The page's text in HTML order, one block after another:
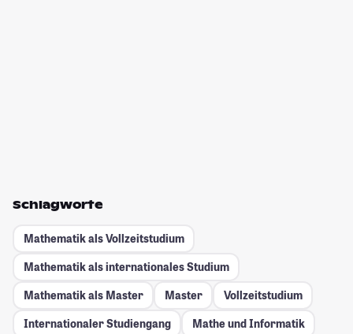
Schlagworte
Mathematik als Vollzeitstudium
Mathematik als internationales Studium
Mathematik als Master
Master
Vollzeitstudium
Internationaler Studiengang
Mathe und Informatik